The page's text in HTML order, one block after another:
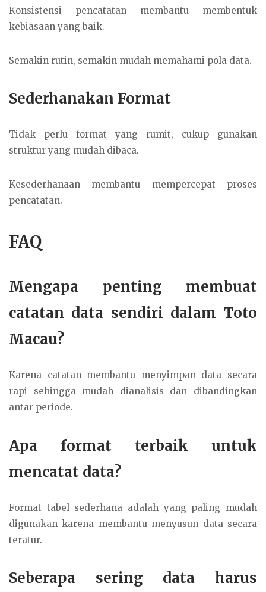
Konsistensi pencatatan membantu membentuk
kebiasaan yang baik.
Semakin rutin, semakin mudah memahami pola data.
Sederhanakan Format
Tidak perlu format yang rumit, cukup gunakan
struktur yang mudah dibaca.
Kesederhanaan membantu mempercepat proses
pencatatan.
FAQ
Mengapa penting membuat
catatan data sendiri dalam Toto
Macau?
Karena catatan membantu menyimpan data secara
rapi sehingga mudah dianalisis dan dibandingkan
antar periode.
Apa format terbaik untuk
mencatat data?
Format tabel sederhana adalah yang paling mudah
digunakan karena membantu menyusun data secara
teratur.
Seberapa sering data harus